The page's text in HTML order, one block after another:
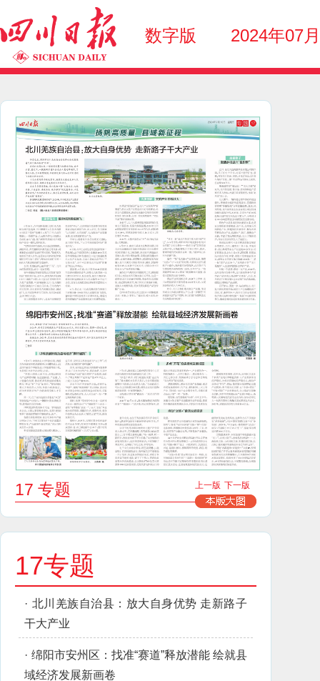
数字版 2024年07
17 专题 上一版 下一版
17专题
· 北川羌族自治县：放大自身优势 走新路子
干大产业
· 绵阳市安州区：找准“赛道”释放潜能 绘就县
域经济发展新画卷